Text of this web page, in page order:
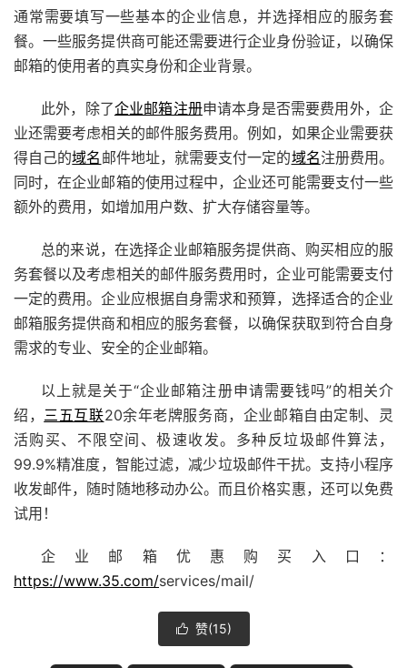
通常需要填写一些基本的企业信息，并选择相应的服务套
餐。一些服务提供商可能还需要进行企业身份验证，以确保
邮箱的使用者的真实身份和企业背景。
此外，除了企业邮箱注册申请本身是否需要费用外，企
业还需要考虑相关的邮件服务费用。例如，如果企业需要获
得自己的域名 邮件地址，就需要支付一定的域名注册费用。
同时，在企业邮箱的使用过程中，企业还可能需要支付一些
额外的费用，如增加用户数、扩大存储容量等。
总的来说，在选择企业邮箱服务提供商、购买相应的服
务套餐以及考虑相关的邮件服务费用时，企业可能需要支付
一定的费用。企业应根据自身需求和预算，选择适合的企业
邮箱服务提供商和相应的服务套餐，以确保获取到符合自身
需求的专业、安全的企业邮箱。
以上就是关于“企业邮箱注册申请需要钱吗”的相关介
绍， 三五互联20余年老牌服务商，企业邮箱自由定制、灵
活购买、不限空间、极速收发。多种反垃圾邮件算法，
99.9%精准度，智能过滤，减少垃圾邮件干扰。支持小程序
收发邮件，随时随地移动办公。而且价格实惠，还可以免费
试用！
企业邮箱优惠购买入口：
https://www.35.com/services/mail/
 赞(15)